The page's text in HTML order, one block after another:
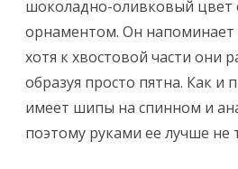
шоколадно-оливковый цвет
орнаментом. Он
хотя к хвостовой части они
образуя просто пятна. Как и
имеет шипы на спинном и
поэтому руками ее лучше не